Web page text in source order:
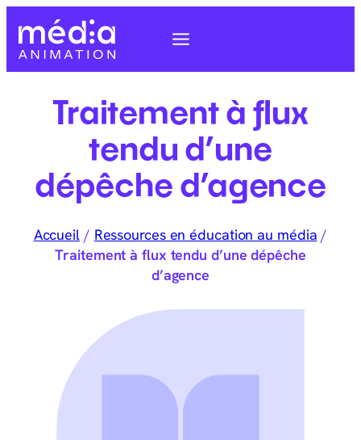
Traitement à flux
tendu d’une
dépêche d’agence
Accueil/ Ressources en éducation au média /
Traitement à flux tendu d’une dépêche
d’agence